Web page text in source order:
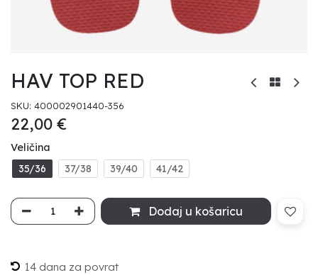
HAV TOP RED
SKU: 400002901440-356
22,00 €
Veličina
35/36
37/38 39/40 41/42
Dodaj u košaricu
14 dana za povrat